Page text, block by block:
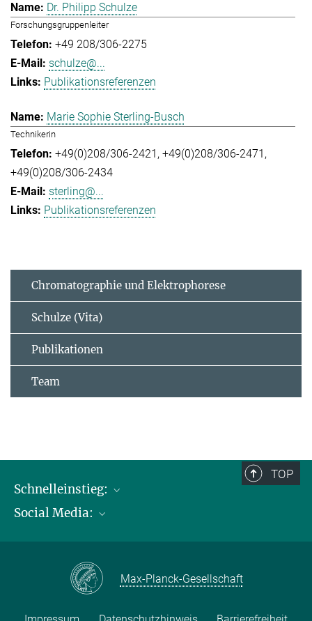
Dr. Philipp Schulze
Forschungsgruppenleiter
+49 208/306-2275
schulze@...
Publikationsreferenzen
Marie Sophie Sterling-Busch
Technikerin
+49(0)208/306-2421 +49(0)208/306-2471
+49(0)208/306-2434
sterling@...
Publikationsreferenzen
Chromatographie und Elektrophorese
Schulze (Vita)
Publikationen
Team
TOP
Schnelleinstieg:
Publikationen
Kontakt und Anfahrtsbeschreibung
Social Media:
Max-Planck-Gesellschaft